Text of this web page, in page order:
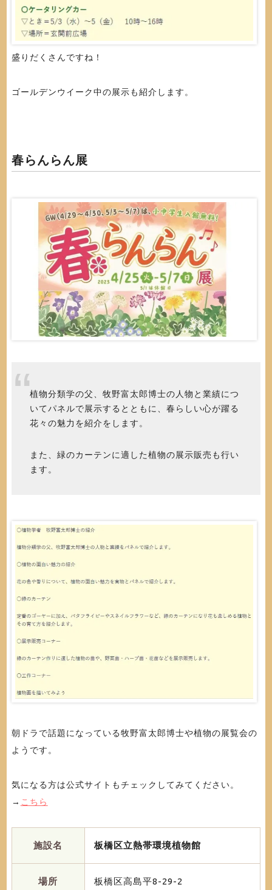
盛りだくさんですね！
ゴールデンウイーク中の展示も紹介します。
春らんらん展
植物分類学の父、牧野富太郎博士の人物と業績につ
いてパネルで展示するとともに、春らしい心が躍る
花々の魅力を紹介をします。
また、緑のカーテンに適した植物の展示販売も行い
ます。
朝ドラで話題になっている牧野富太郎博士や植物の展覧会の
ようです。
気になる方は公式サイトもチェックしてみてください。
→ こちら
施設名 板橋区立熱帯環境植物館
場所 板橋区高島平8-29-2